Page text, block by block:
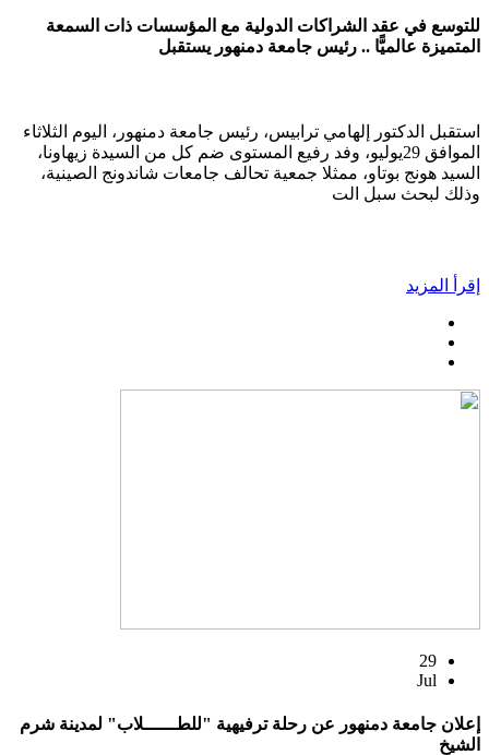
للتوسع في عقد الشراكات الدولية مع المؤسسات ذات السمعة
المتميزة عالميًّا .. رئيس جامعة دمنهور يستقبل
استقبل الدكتور إلهامي ترابيس، رئيس جامعة دمنهور، اليوم الثلاثاء
الموافق 29يوليو، وفد رفيع المستوى ضم كل من السيدة زيهاونا،
السيد هونج بوتاو، ممثلا جمعية تحالف جامعات شاندونج الصينية،
وذلك لبحث سبل الت
إقرأ المزيد
29
Jul
إعلان جامعة دمنهور عن رحلة ترفيهية "للطــــــلاب" لمدينة شرم
الشيخ